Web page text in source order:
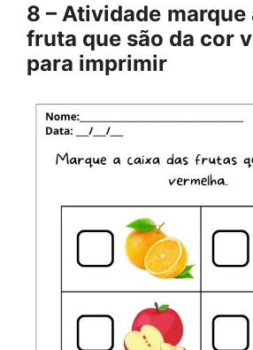
8 – Atividade marque
fruta que são da cor
para imprimir